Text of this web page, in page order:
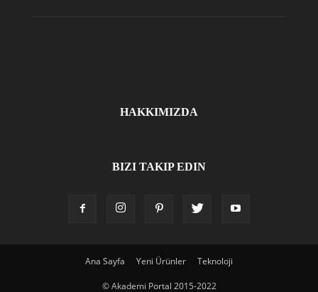
HAKKIMIZDA
BIZI TAKIP EDIN
Ana Sayfa Yeni Ürünler Teknoloji
© Akademi Portal 2015-2022